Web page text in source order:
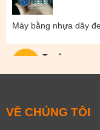
Tuyên
Máy bằng nhựa dây
VỀ CHÚNG TÔI